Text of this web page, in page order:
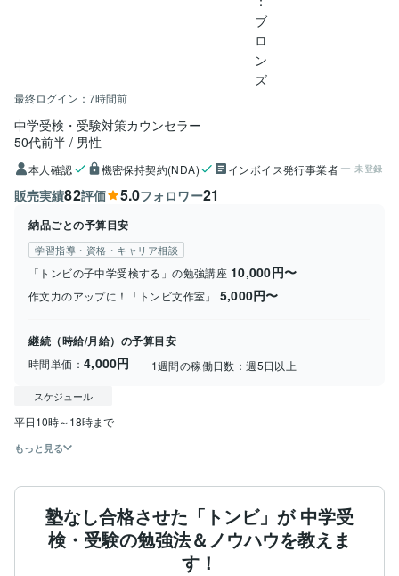
最終ログイン： 7時間前
中学受検・受験対策カウンセラー
50代前半
男性
本人確認 機密保持契約(NDA) インボイス発行事業者 未登録
販売実績82評価 5.0フォロワー21
納品ごとの予算目安
学習指導・資格・キャリア相談
「トンビの子中学受検する」の勉強講座 10,000円〜
作文力のアップに！「トンビ文作室」 5,000円〜
継続（時給/月給）の予算目安
時間単価： 4,000円 1週間の稼働日数：週5日以上
スケジュール
もっと見る
塾なし合格させた「トンビ」が 中学受
検・受験の勉強法＆ノウハウを教えま
す！